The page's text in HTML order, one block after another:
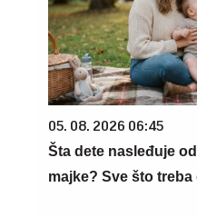
05. 08. 2026 06:45
Šta dete nasleđuje
majke? Sve što